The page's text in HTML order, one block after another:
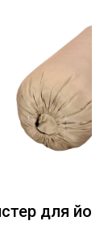
для йоги